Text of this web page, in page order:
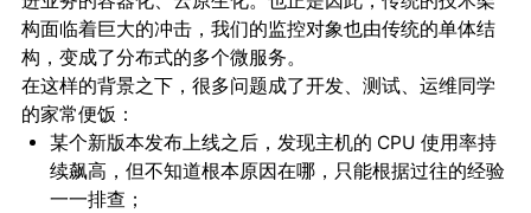
构面临着巨大的冲击，我们的监控对象也由传统的单体结
构，变成了分布式的多个微服务。
在这样的背景之下，很多问题成了开发、测试、运维同学
的家常便饭：
某个新版本发布上线之后，发现主机的 CPU 使用率持
续飙高，但不知道根本原因在哪，只能根据过往的经验
一一排查；